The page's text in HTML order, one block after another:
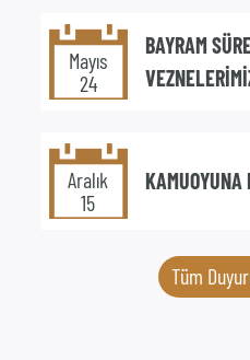
Mayıs
24
BAYRAM
Aralık
15
KAMUOYUNA
Tüm